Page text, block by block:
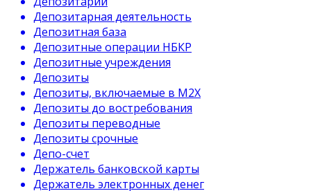
Депозитарная деятельность
Депозитная база
Депозитные операции НБКР
Депозитные учреждения
Депозиты
Депозиты, включаемые в М2Х
Депозиты до востребования
Депозиты переводные
Депозиты срочные
Депо-счет
Держатель банковской карты
Держатель электронных денег